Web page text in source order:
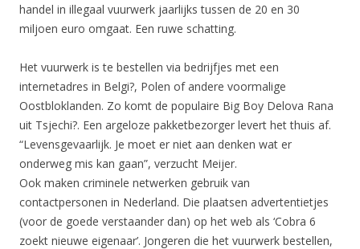
handel in illegaal vuurwerk jaarlijks tussen de 20 en 30
miljoen euro omgaat. Een ruwe schatting.
Het vuurwerk is te bestellen via bedrijfjes met een
internetadres in Belgi?, Polen of andere voormalige
Oostbloklanden. Zo komt de populaire Big Boy Delova Rana
uit Tsjechi?. Een argeloze pakketbezorger levert het thuis af.
“Levensgevaarlijk. Je moet er niet aan denken wat er
onderweg mis kan gaan”, verzucht Meijer.
Ook maken criminele netwerken gebruik van
contactpersonen in Nederland. Die plaatsen advertentietjes
(voor de goede verstaander dan) op het web als ‘Cobra 6
zoekt nieuwe eigenaar’. Jongeren die het vuurwerk bestellen,